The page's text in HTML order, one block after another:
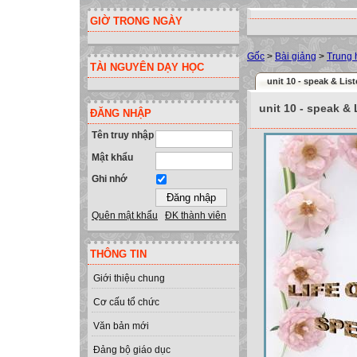
GIỜ TRONG NGÀY
TÀI NGUYÊN DẠY HỌC
ĐĂNG NHẬP
Tên truy nhập
Mật khẩu
Ghi nhớ
Quên mật khẩu ĐK thành viên
THÔNG TIN
Giới thiệu chung
Cơ cấu tổ chức
Văn bản mới
Đảng bộ giáo dục
Gốc > Bài giảng > Trung
unit 10 - speak &
unit 10 - speak &